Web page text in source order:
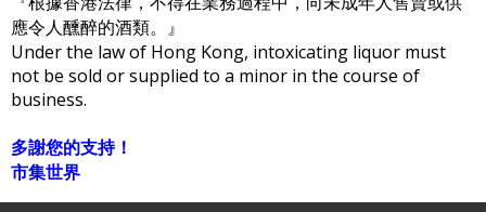
應令人醺醉的酒類。』
Under the law of Hong Kong, intoxicating liquor must
not be sold or supplied to a minor in the course of
business.
多謝您的支持！
市集世界